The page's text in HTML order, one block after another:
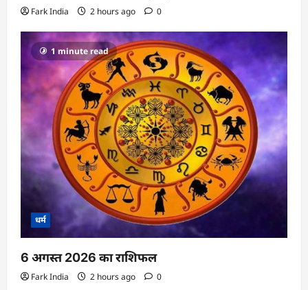
Fark India 2 hours ago 0
1 minute read
धर्म
6 अगस्त 2026 का राशिफल
Fark India 2 hours ago 0